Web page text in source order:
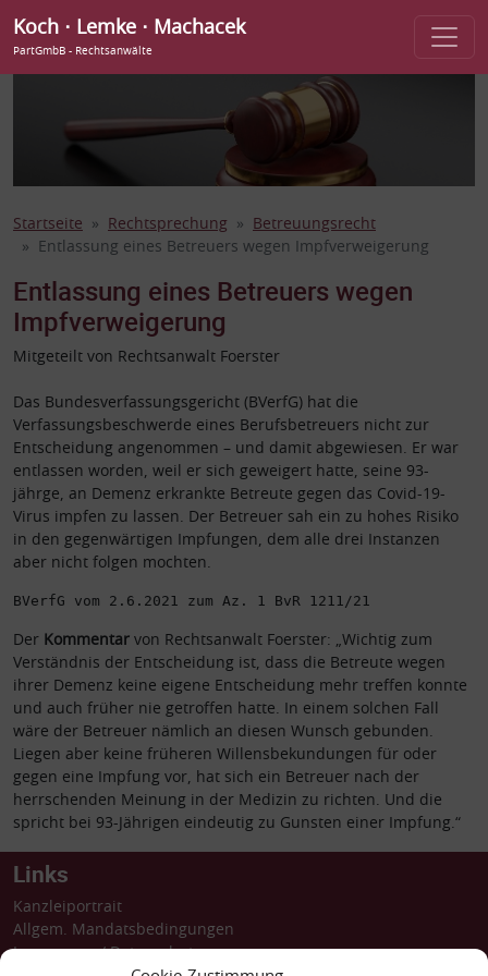
Koch ⋅ Lemke ⋅ Machacek
PartGmbB - Rechtsanwälte
Startseite Rechtsprechung
Betreuungsrecht
Entlassung eines Betreuers wegen Impfverweigerung
Entlassung eines Betreuers wegen
Impfverweigerung
Mitgeteilt von Rechtsanwalt Foerster
Das Bundesverfassungsgericht (BVerfG) hat die
Verfassungsbeschwerde eines Berufsbetreuers nicht zur
Entscheidung angenommen – und damit abgewiesen. Er war
entlassen worden, weil er sich geweigert hatte, seine 93-
jährge, an Demenz erkrankte Betreute gegen das Covid-19-
Virus impfen zu lassen. Der Betreuer sah ein zu hohes Risiko
in den gegenwärtigen Impfungen, dem alle drei Instanzen
aber nicht folgen mochten.
BVerfG vom 2.6.2021 zum Az. 1 BvR 1211/21
Der Kommentar von Rechtsanwalt Foerster: „Wichtig zum
Verständnis der Entscheidung ist, dass die Betreute wegen
ihrer Demenz keine eigene Entscheidung mehr treffen konnte
und auch früher nie getroffen hatte. In einem solchen Fall
wäre der Betreuer nämlich an diesen Wunsch gebunden.
Liegen aber keine früheren Willensbekundungen für oder
gegen eine Impfung vor, hat sich ein Betreuer nach der
herrschenden Meinung in der Medizin zu richten. Und die
spricht bei 93-Jährigen eindeutig zu Gunsten einer Impfung.“
Links
Kanzleiportrait
Allgem. Mandatsbedingungen
Impressum/Datenschutz